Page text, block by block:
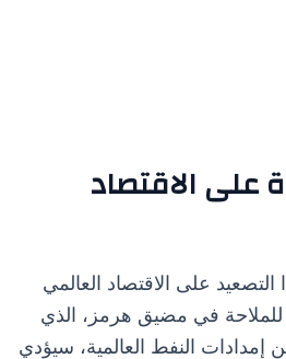
على الاقتصاد
التصعيد على الاقتصاد العالمي
في مضيق هرمز، الذي
حوالي 20% من إمدادات النفط العالمية، سيؤدي